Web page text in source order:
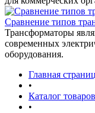
Сравнение типов
Трансформаторы
современных
оборудования.
Главная
•
Каталог товаров
•